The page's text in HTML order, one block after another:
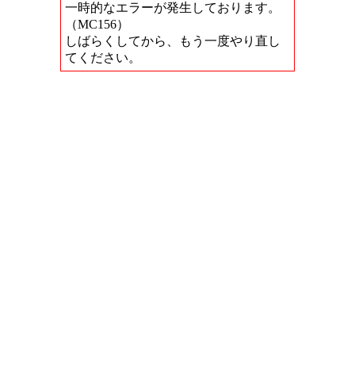
一時的なエラーが発生しております。
（MC156）
しばらくしてから、もう一度やり直し
てください。